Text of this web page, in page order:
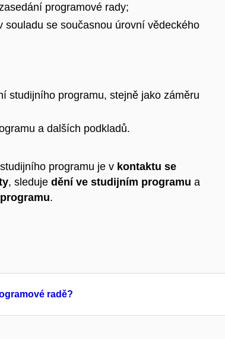
programové rady;
se současnou úrovní vědeckého
studijního programu, stejně jako záměru
a dalších podkladů.
programu je v kontaktu se
, sleduje dění ve studijním programu a
.
radě?